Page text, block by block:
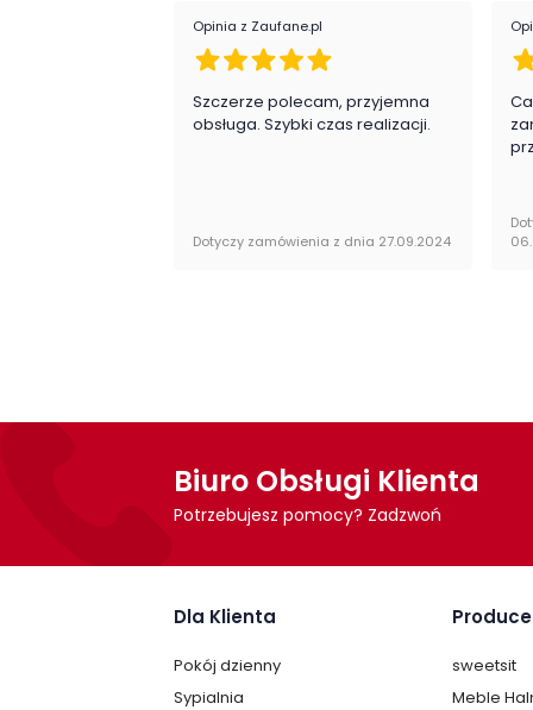
- Płyta laminowana
Montaż
Łóżko Plano firmy Lenart Meble jest
Opinia z Zaufane.pl
Szczerze polecam, przyjemna
obsługa. Szybki czas realizacji.
Dotyczy zamówienia z dnia 27.09.2024
Biuro Obsługi Klienta
Potrzebujesz pomocy? Zadzwoń
Dla Klienta
Pokój dzienny
Sypialnia
sweetsit
Meble